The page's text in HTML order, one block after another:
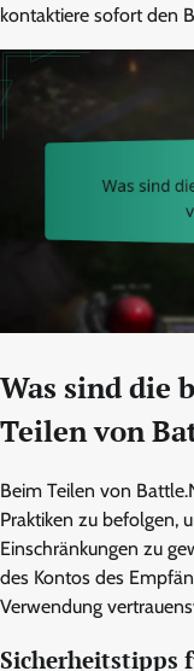
kontaktiere sofort den
Was sind die
Teilen von
Beim Teilen von
Praktiken zu befolgen,
Einschränkungen zu
des Kontos des
Verwendung
Sicherheitstipps